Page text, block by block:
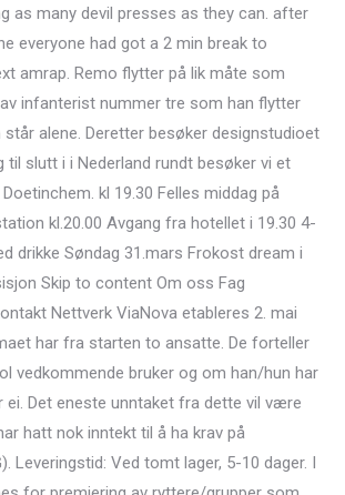
as many devil presses as they can. after
everyone had got a 2 min break to
amrap. Remo flytter på lik måte som
infanterist nummer tre som han flytter
alene. Deretter besøker designstudioet
til slutt i i Nederland rundt besøker vi et
kl 19.30 Felles middag på
kl.20.00 Avgang fra hotellet i 19.30 4-
drikke Søndag 31.mars Frokost dream i
Skip to content Om oss Fag
Nettverk ViaNova etableres 2. mai
har fra starten to ansatte. De forteller
vedkommende bruker og om han/hun har
ei. Det eneste unntaket fra dette vil være
hatt nok inntekt til å ha krav på
Leveringstid: Ved tomt lager, 5-10 dager. I